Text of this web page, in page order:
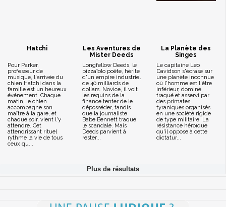
Hatchi
Pour Parker,
professeur de
musique, l'arrivée du
chien Hatchi dans la
famille est un heureux
événement. Chaque
matin, le chien
accompagne son
maître à la gare, et
chaque soir, vient l'y
attendre. Cet
attendrissant rituel
rythme la vie de tous
ceux qu...
Les Aventures de
Mister Deeds
Longfellow Deeds, le
pizzaïolo poête, hérite
d'un empire industriel
de 40 milliards de
dollars. Novice, il voit
les requins de la
finance tenter de le
déposséder, tandis
que la journaliste
Babe Bennett traque
le scandale. Mais
Deeds parvient à
rester...
La Planète des
Singes
Le capitaine Leo
Davidson s'écrase sur
une planète inconnue
où l'homme est l'être
inférieur, dominé,
traqué et asservi par
des primates
tyraniques organisés
en une société rigide
de type militaire. La
résistance héroïque
qu'il oppose à cette
dictatur...